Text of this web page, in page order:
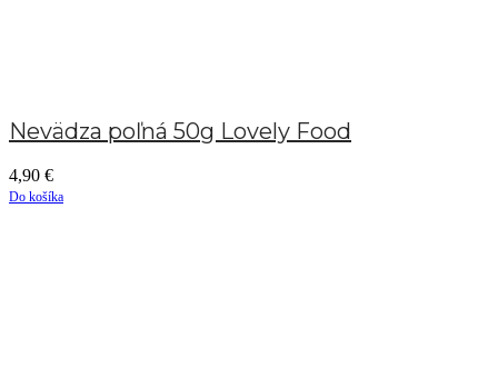
Nevädza poľná 50g Lovely Food
4,90 €
Do košíka